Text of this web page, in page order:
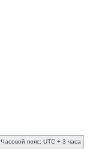
Часовой пояс: UTC + 3 часа